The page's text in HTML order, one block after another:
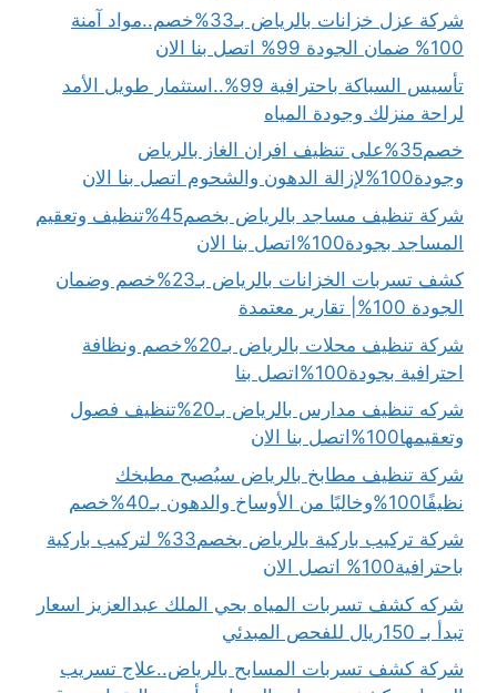
شركة عزل خزانات بالرياض بـ33%خصم..مواد آمنة
100% ضمان الجودة 99% اتصل بنا الان
تأسيس السباكة باحترافية 99%..استثمار طويل الأمد
لراحة منزلك وجودة المياه
خصم35%على تنظيف افران الغاز بالرياض
وجودة100%لإزالة الدهون والشحوم اتصل بنا الان
شركة تنظيف مساجد بالرياض بخصم45%تنظيف وتعقيم
المساجد بجودة100%اتصل بنا الان
كشف تسربات الخزانات بالرياض بـ23%خصم وضمان
الجودة 100%| تقارير معتمدة
شركة تنظيف محلات بالرياض بـ20%خصم ونظافة
احترافية بجودة100%اتصل بنا
شركه تنظيف مدارس بالرياض بـ20%تنظيف فصول
وتعقيمها100%اتصل بنا الان
شركة تنظيف مطابخ بالرياض سيُصبح مطبخك
نظيفًا100%وخاليًا من الأوساخ والدهون بـ40%خصم
شركة تركيب باركية بالرياض بخصم33% لتركيب باركية
باحترافية100% اتصل الان
شركه كشف تسربات المياه بحي الملك عبدالعزيز اسعار
تبدأ بـ 150ريال للفحص المبدئي
شركة كشف تسربات المسابح بالرياض..علاج تسريب